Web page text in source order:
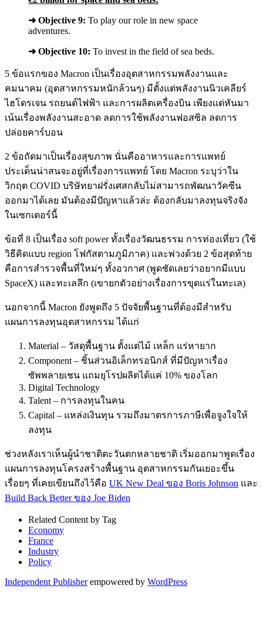
➜ Objective 9: To play our role in new space
adventures.
➜ Objective 10: To invest in the field of sea beds.
5 ข้อแรกของ Macron เป็นเรื่องอุตสาหกรรมพลังงานและ
คมนาคม (อุตสาหกรรมหนักล้วนๆ) มีตั้งแต่พลังงานนิวเคลียร์
ไฮโดรเจน รถยนต์ไฟฟ้า และการผลิตเครื่องบิน เพียงแต่หันมา
เน้นเรื่องพลังงานสะอาด ลดการใช้พลังงานฟอสซิล ลดการ
ปล่อยคาร์บอน
2 ข้อถัดมาเป็นเรื่องสุขภาพ นั่นคืออาหารและการแพทย์
ประเด็นน่าสนจะอยู่ที่เรื่องการแพทย์ โดย Macron ระบุว่าใน
วิกฤต COVID บริษัทยาฝรั่งเศสกลับไม่สามารถพัฒนาวัคซีน
ออกมาได้เลย มันต้องมีปัญหาแล้วล่ะ ต้องกลับมาลงทุนจริงจัง
ในเซกเตอร์นี้
ข้อที่ 8 เป็นเรื่อง soft power ทั้งเรื่องวัฒนธรรม การท่องเที่ยว (ใช้
วิธีคิดแบบ region โฟกัสตามภูมิภาค) และพ่วงด้วย 2 ข้อสุดท้าย
คือการสำรวจพื้นที่ใหม่ๆ ทั้งอวกาศ (พูดชัดเลยว่าอยากมีแบบ
SpaceX) และทะเลลึก (เขายกตัวอย่างเรื่องการขุดแร่ในทะเล)
นอกจากนี้ Macron ยังพูดถึง 5 ปัจจัยพื้นฐานที่ต้องมีสำหรับ
แผนการลงทุนอุตสาหกรรม ได้แก่
Material – วัสดุพื้นฐาน ตั้งแต่ไม้ เหล็ก แร่หายาก
Component – ชิ้นส่วนอิเล็กทรอนิกส์ ที่มีปัญหาเรื่อง
ซัพพลายเชน แถมยุโรปผลิตได้แค่ 10% ของโลก
Digital Technology
Talent – การลงทุนในคน
Capital – แหล่งเงินทุน รวมถึงมาตรการภาษีเพื่อจูงใจให้
ลงทุน
ช่วงหลังเราเห็นผู้นำชาติตะวันตกหลายชาติ เริ่มออกมาพูดเรื่อง
แผนการลงทุนโครงสร้างพื้นฐาน อุตสาหกรรมกันเยอะขึ้น
เรื่อยๆ ที่เคยเขียนถึงไว้คือ UK New Deal ของ Boris Johnson และ
Build Back Better ของ Joe Biden
Related Content by Tag
Economy
France
Industry
Policy
Independent Publisherempowered by WordPress